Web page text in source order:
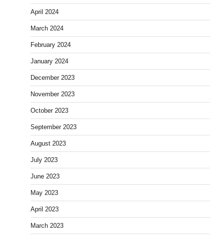
April 2024
March 2024
February 2024
January 2024
December 2023
November 2023
October 2023
September 2023
August 2023
July 2023
June 2023
May 2023
April 2023
March 2023